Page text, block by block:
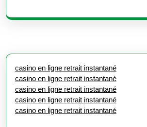
casino en ligne retrait instantané
casino en ligne retrait instantané
casino en ligne retrait instantané
casino en ligne retrait instantané
casino en ligne retrait instantané